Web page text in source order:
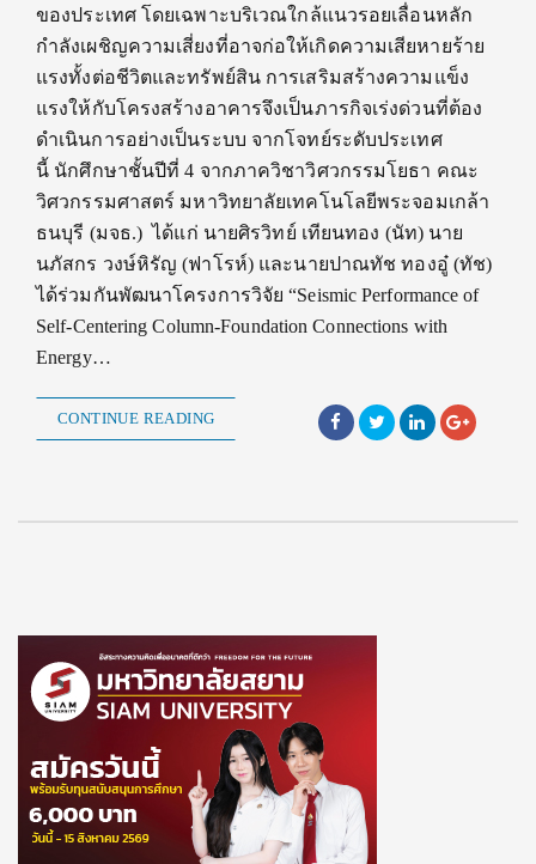
ของประเทศ โดยเฉพาะบริเวณใกล้แนวรอยเลื่อนหลัก
กำลังเผชิญความเสี่ยงที่อาจก่อให้เกิดความเสียหายร้าย
แรงทั้งต่อชีวิตและทรัพย์สิน การเสริมสร้างความแข็ง
แรงให้กับโครงสร้างอาคารจึงเป็นภารกิจเร่งด่วนที่ต้อง
ดำเนินการอย่างเป็นระบบ จากโจทย์ระดับประเทศ
นี้ นักศึกษาชั้นปีที่ 4 จากภาควิชาวิศวกรรมโยธา คณะ
วิศวกรรมศาสตร์ มหาวิทยาลัยเทคโนโลยีพระจอมเกล้า
ธนบุรี (มจธ.) ได้แก่ นายศิรวิทย์ เทียนทอง (นัท) นาย
นภัสกร วงษ์หิรัญ (ฟาโรห์) และนายปาณทัช ทองอู๋ (ทัช)
ได้ร่วมกันพัฒนาโครงการวิจัย “Seismic Performance of
Self-Centering Column-Foundation Connections with
Energy…
CONTINUE READING